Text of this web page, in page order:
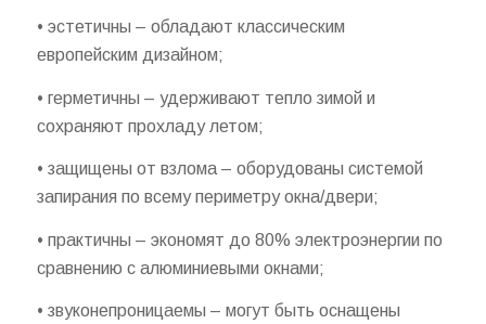
• эстетичны – обладают классическим
европейским дизайном;
• герметичны – удерживают тепло зимой и
сохраняют прохладу летом;
• защищены от взлома – оборудованы системой
запирания по всему периметру окна/двери;
• практичны – экономят до 80% электроэнергии по
сравнению с алюминиевыми окнами;
• звуконепроницаемы – могут быть оснащены